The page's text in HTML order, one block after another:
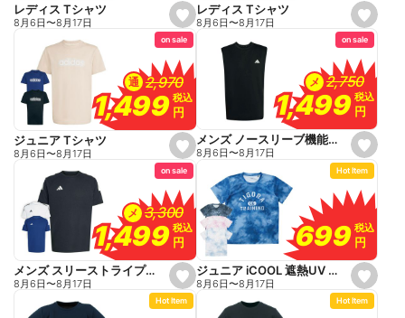
s
e
t
a
v
o
r
i
e
レディス Tシャツ
8月6日〜8月17日
s
e
t
a
v
o
r
i
e
レディス Tシャツ
8月6日〜8月17日
s
e
t
a
v
o
r
i
e
on sale
通 2,970
2,970
1,499
1,499税込
税込
円
円
ジュニア Tシャツ
8月6日〜8月17日
s
e
t
a
v
o
r
i
e
on sale
メ 2,750
2,750
1,499
1,499 税込
税込
円
円
メンズ ノースリーブ機能シャツ
8月6日〜8月17日
s
e
t
on sale
メ 3,300
3,300
1,499
1,499税込
税込
円
円
メンズ スリーストライプス機能Tシャツ
8月6日〜8月17日
s
e
t
Hot Item
699
699 税込
税込
円
円
ジュニア iCOOL 遮熱UV Tシャツ
8月6日〜8月17日
Hot Item Hot Item